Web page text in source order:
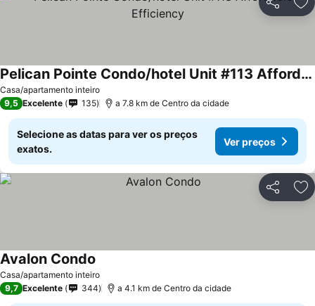
Partilhar
Casa/apartamento inteiro
Pelican Pointe Condo/hotel Unit #113 Affordable Efficiency
Ver preços
9,5 Excelente 135 a 7.8 km de Centro da cidade
Selecione as datas para ver os preços
exatos.
Ver preços
Partilhar
Casa/apartamento inteiro
Avalon Condo
9,7 Excelente 344 a 4.1 km de Centro da cidade